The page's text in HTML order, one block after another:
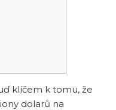
klíčem k tomu, že
dolarů na